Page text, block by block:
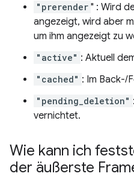
"prerender " : Wird
angezeigt, wird aber
um ihm angezeigt zu
"active" : Aktuell
"cached" : Im Back-/
"pending_deletion"
vernichtet.
Wie kann ich
der äußerste